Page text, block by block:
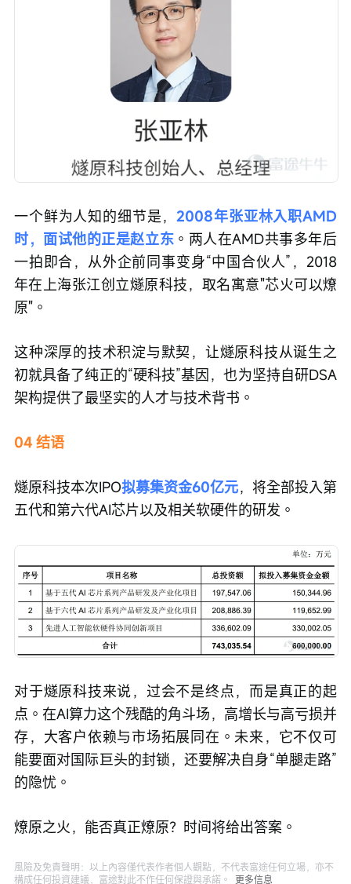
一个鲜为人知的细节是，2008年张亚林入职AMD
时，面试他的正是赵立东 。两人在AMD共事多年后
一拍即合，从外企前同事变身“中国合伙人”，2018
年在上海张江创立燧原科技，取名寓意"芯火可以燎
原"。
这种深厚的技术积淀与默契，让燧原科技从诞生之
初就具备了纯正的“硬科技”基因，也为坚持自研DSA
架构提供了最坚实的人才与技术背书。
04 结语
燧原科技本次IPO拟募集资金60亿元，将全部投入第
五代和第六代AI芯片以及相关软硬件的研发。
对于燧原科技来说，过会不是终点，而是真正的起
点。在AI算力这个残酷的角斗场，高增长与高亏损并
存，大客户依赖与市场拓展同在。未来，它不仅可
能要面对国际巨头的封锁，还要解决自身“单腿走路”
的隐忧。
燎原之火，能否真正燎原？时间将给出答案。
風險及免責聲明：以上內容僅代表作者個人觀點，不代表富途任何立場，亦不
構成任何投資建議，富途對此不作任何保證與承諾。
更多信息